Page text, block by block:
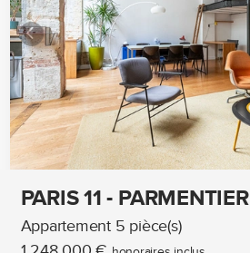
PARIS 11 - PARMENTIER
Appartement 5 pièce(s)